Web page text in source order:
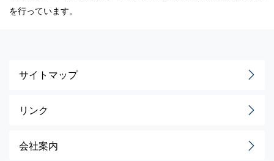
を行っています。
サイトマップ
リンク
会社案内